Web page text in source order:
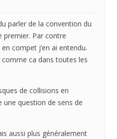
parler de la convention du
premier. Par contre
compet j’en ai entendu.
comme ca dans toutes les
de collisions en
question de sens de
aussi plus généralement